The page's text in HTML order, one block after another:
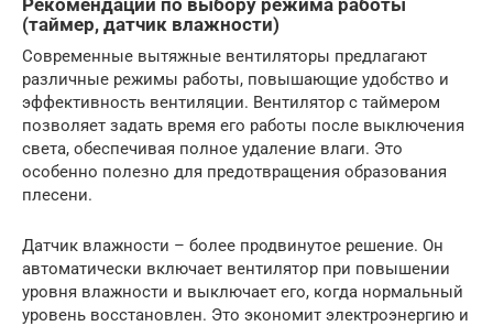
Рекомендации по выбору режима работы
(таймер, датчик влажности)
Современные вытяжные вентиляторы предлагают
различные режимы работы, повышающие удобство и
эффективность вентиляции. Вентилятор с таймером
позволяет задать время его работы после выключения
света, обеспечивая полное удаление влаги. Это
особенно полезно для предотвращения образования
плесени.
Датчик влажности – более продвинутое решение. Он
автоматически включает вентилятор при повышении
уровня влажности и выключает его, когда нормальный
уровень восстановлен. Это экономит электроэнергию и